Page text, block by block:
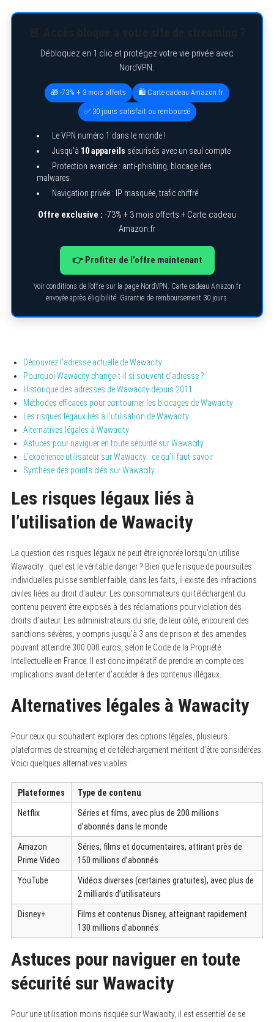
Débloquez en 1 clic et protégez votre vie privée avec
NordVPN.
🎁 -73% + 3 mois offerts 🛍️ Carte cadeau Amazon.fr
✅ 30 jours satisfait ou remboursé
Le VPN numéro 1 dans le monde !
Jusqu’à 10 appareils sécurisés avec un seul compte
Protection avancée : anti-phishing, blocage des
malwares
Navigation privée : IP masquée, trafic chiffré
Offre exclusive : -73% + 3 mois offerts + Carte cadeau
Amazon.fr
👉 Profiter de l’offre maintenant
Voir conditions de l’offre sur la page NordVPN. Carte cadeau Amazon.fr
envoyée après éligibilité. Garantie de remboursement 30 jours.
Découvrez l’adresse actuelle de Wawacity
Pourquoi Wawacity change-t-il si souvent d’adresse ?
Historique des adresses de Wawacity depuis 2011
Méthodes efficaces pour contourner les blocages de Wawacity
Les risques légaux liés à l’utilisation de Wawacity
Alternatives légales à Wawacity
Astuces pour naviguer en toute sécurité sur Wawacity
L’expérience utilisateur sur Wawacity : ce qu’il faut savoir
Synthèse des points clés sur Wawacity
Les risques légaux liés à
l’utilisation de Wawacity
La question des risques légaux ne peut être ignorée lorsqu’on utilise
Wawacity : quel est le véritable danger ? Bien que le risque de poursuites
individuelles puisse sembler faible, dans les faits, il existe des infractions
civiles liées au droit d’auteur. Les consommateurs qui téléchargent du
contenu peuvent être exposés à des réclamations pour violation des
droits d’auteur. Les administrateurs du site, de leur côté, encourent des
sanctions sévères, y compris jusqu’à 3 ans de prison et des amendes
pouvant atteindre 300 000 euros, selon le Code de la Propriété
Intellectuelle en France. Il est donc impératif de prendre en compte ces
implications avant de tenter d’accéder à des contenus illégaux.
Alternatives légales à Wawacity
Pour ceux qui souhaitent explorer des options légales, plusieurs
plateformes de streaming et de téléchargement méritent d’être considérées.
Voici quelques alternatives viables :
Plateformes Type de contenu
Netflix
Séries et films, avec plus de 200 millions
d’abonnés dans le monde
Amazon
Prime Video
Séries, films et documentaires, attirant près de
150 millions d’abonnés
YouTube
Vidéos diverses (certaines gratuites), avec plus de
2 milliards d’utilisateurs
Disney+
Films et contenus Disney, atteignant rapidement
130 millions d’abonnés
Astuces pour naviguer en toute
sécurité sur Wawacity
Pour une utilisation moins risquée sur Wawacity, il est essentiel de se